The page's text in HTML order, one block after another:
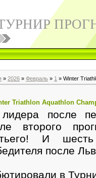
» 2026 » Февраль » 1 » Winter
Triathlon Aquathlon
после
второго
И
после
в